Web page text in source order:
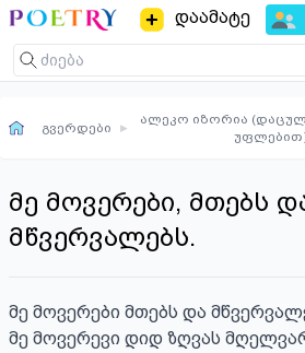
დაამატე
გვერდები ▸
ალეკო იზორია
მე მოვერები, მთებს
მწვერვალებს.
მე მოვერები მთებს და
მე მოვერევი დიდ ზღვას